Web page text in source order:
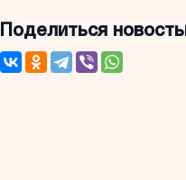
Поделиться